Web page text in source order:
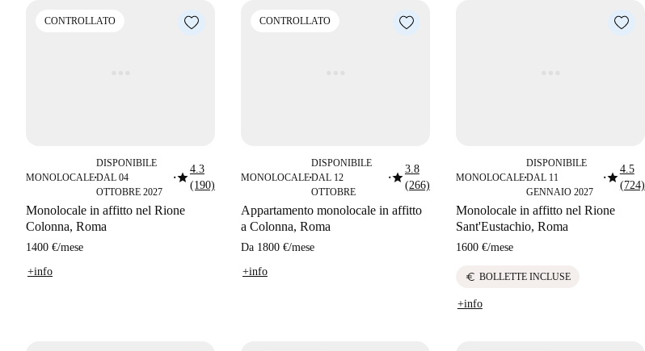
CONTROLLATO
MONOLOCALE■
DISPONIBILE
DAL 04
OTTOBRE 2027
■star4.3
(190)
Monolocale in affitto nel Rione
Colonna, Roma
1400 €/mese
+info
CONTROLLATO
MONOLOCALE■
DISPONIBILE
DAL 12
OTTOBRE
■star3.8
(266)
Appartamento monolocale in affitto
a Colonna, Roma
Da 1800 €/mese
+info
MONOLOCALE■
DISPONIBILE
DAL 11
GENNAIO 2027
■star4.5
(724)
Monolocale in affitto nel Rione
Sant'Eustachio, Roma
1600 €/mese
euro BOLLETTE INCLUSE
+info